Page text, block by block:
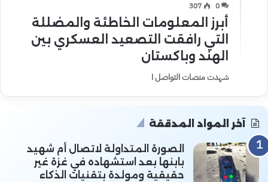
0
307
أبرز المعلومات الخاطئة والمضللة
التي رافقت التصعيد العسكري بين
الهند وباكستان
شهدت منصات التواصل ا
آخر المواد المدققة
الصورة المتداولة لاتصال أم شهيد
بابنها بعد استشهاده في غزة غير
حقيقية ومولدة بتقنيات الذكاء